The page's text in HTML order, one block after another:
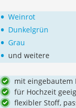
• Weinrot
• Dunkelgrün
• Grau
• und weitere
mit eingebautem
für Hochzeit
flexibler Stoff,